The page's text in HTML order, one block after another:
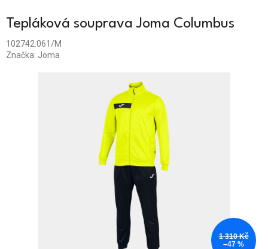
Tepláková souprava Joma Columbus
102742.061/M
Značka: Joma
1 310 Kč
–47 %